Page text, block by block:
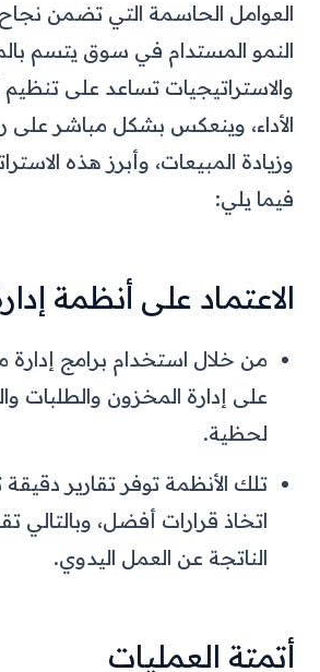
العوامل الحاسمة التي تضمن
النمو المستدام في سوق يتسم
والاستراتيجيات تساعد على
الأداء، وينعكس بشكل مباشر على
وزيادة المبيعات، وأبرز هذه
فيما يلي:
الاعتماد على أنظمة
من خلال استخدام برامج إدارة
على إدارة المخزون والطلبات
لحظية.
تلك الأنظمة توفر تقارير دقيقة
اتخاذ قرارات أفضل، وبالتالي
الناتجة عن العمل اليدوي.
أتمتة العمليات